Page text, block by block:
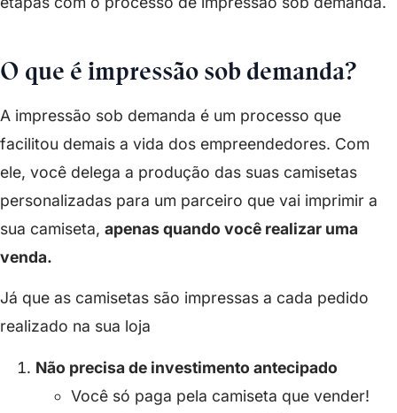
O que é impressão sob demanda?
A impressão sob demanda é um processo que
facilitou demais a vida dos empreendedores. Com
ele, você delega a produção das suas camisetas
personalizadas para um parceiro que vai imprimir a
sua camiseta, apenas quando você realizar uma
venda.
Já que as camisetas são impressas a cada pedido
realizado na sua loja
Não precisa de investimento antecipado
Você só paga pela camiseta que vender!